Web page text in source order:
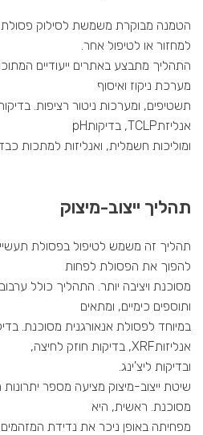
הטמנה מבוקרת משמשת לסילוק פסולת
למחזור או לטיפול אחר.
התהליך מתבצע באתרים ייעודיים
מערכת ניקוז ואיסוף
תשטיפים, ומערכות ניטור רציפות.
אנליזתTCLP, בדיקותpH
ומוליכות חשמלית, ואנליזות למתכות
תהליך ייצוב-מיצוק
תהליך זה משמש לטיפול בפסולת
להפוך את הפסולת לפחות
מסוכנת ויציבה יותר. התהליך כולל
ותוספים כימיים, ומתאים
במיוחד לפסולת אנאורגנית מסוכנת.
אנליזותXRF, בדיקות חוזק לחיצה,
ובדיקות ליצ'ינג.
שיטת ייצוב-מיצוק מציעה מספר
מסוכנת. ראשית, היא
מפחיתה באופן ניכר את נדידת